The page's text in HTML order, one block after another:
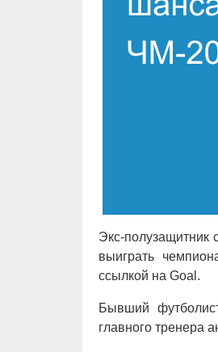
Экс-полузащитник
выиграть
ссылкой на Goal.
Бывший
главного тренера